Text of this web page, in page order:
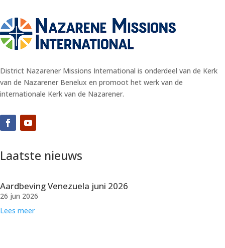
District Nazarener Missions International is onderdeel van de Kerk
van de Nazarener Benelux en promoot het werk van de
internationale Kerk van de Nazarener.
Laatste nieuws
Aardbeving Venezuela juni 2026
26 jun 2026
Lees meer